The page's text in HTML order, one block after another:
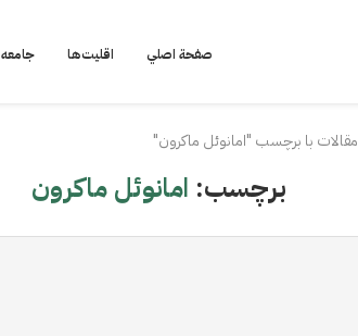
صفحة اصلي اقلیت‌ها جامعه
مقالات با برچسب "امانوئل ماکرون"
برچسب: امانوئل ماکرون